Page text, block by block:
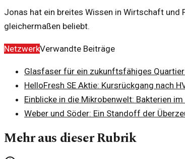
Jonas hat ein breites Wissen in Wirtschaft und
gleichermaßen beliebt.
NetzwerkVerwandte Beiträge
Glasfaser für ein zukunftsfähiges Quartier
HelloFresh SE Aktie: Kursrückgang nach
Einblicke in die Mikrobenwelt: Bakterien
Weber und Söder: Ein Standoff der
Mehr aus dieser Rubrik